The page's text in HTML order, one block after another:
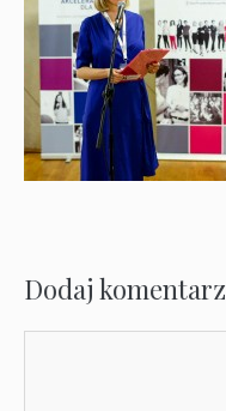
Dodaj komentarz